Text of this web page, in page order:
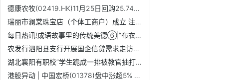
德康农牧(02419.HK)11月25日回购25.74万股，耗资1927.34万港元
瑞丽市澜棠珠宝店（个体工商户）成立 注册资本5万人民币
每日热讯!成语故事里的传统美德⑥|“布衣蔬食”教青少年读懂...
农发行泗阳县支行开展国企信贷需求走访赋能地方经济发展
湖北襄阳有职校“学生跪成一排被教官抽打”：因未打扫卫生受...
港股异动 | 中国宏桥(01378)盘中涨超5% 大摩对铝价前景仍保持乐观